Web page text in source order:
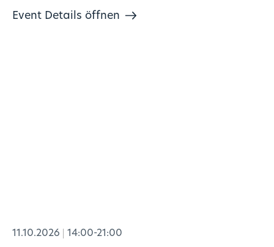
Event Details öffnen
11.10.2026 14:00-21:00